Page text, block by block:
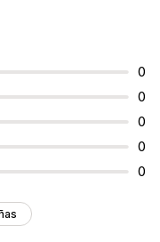
0
0
0
0
0